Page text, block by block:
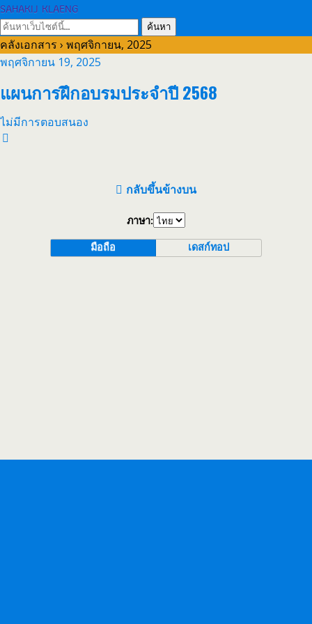
SAHAKIJ KLAENG
คลังเอกสาร › พฤศจิกายน, 2025
พฤศจิกายน 19, 2025
แผนการฝึกอบรมประจำปี 2568
ไม่มีการตอบสนอง
กลับขึ้นข้างบน
ภาษา:
มือถือ
เดสก์ทอป